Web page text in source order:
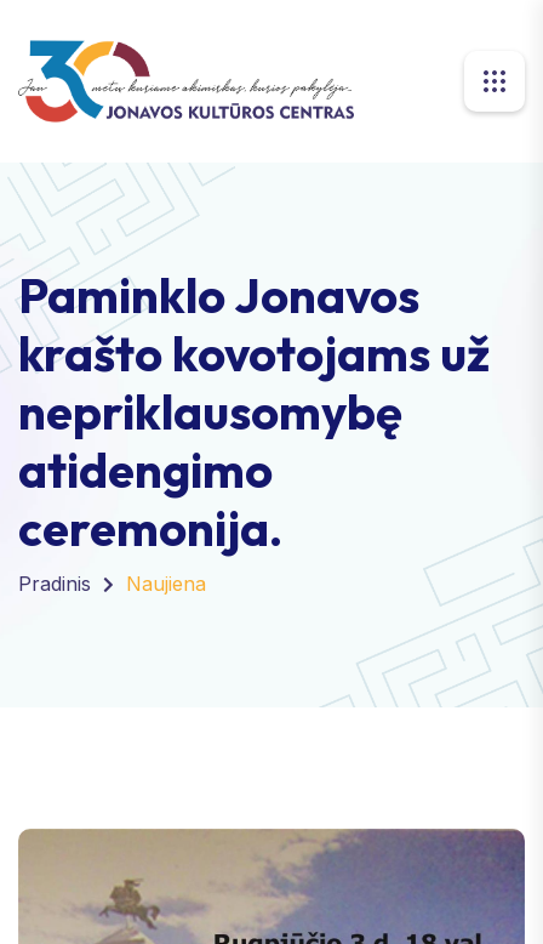
Paminklo Jonavos
krašto kovotojams už
nepriklausomybę
atidengimo
ceremonija.
Pradinis Naujiena